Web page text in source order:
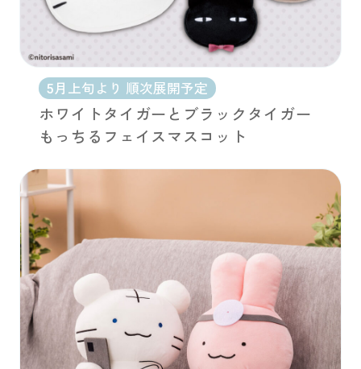
5月上旬より 順次展開予定
ホワイトタイガーとブラックタイガー
もっちるフェイスマスコット